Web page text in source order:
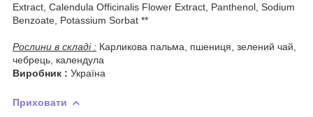
Extract, Calendula Officinalis Flower Extract, Panthenol, Sodium
Benzoate, Potassium Sorbat **
Рослини в складі : Карликова пальма, пшениця, зелений чай,
чебрець, календула
Виробник : Україна
Приховати